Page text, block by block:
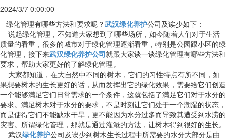
2024/3/7 0:00:00
绿化管理有哪些方法和要求呢？武汉绿化养护公司及诶少如下：
说起绿化管理，不知道大家想到了哪些场所，如今随着人们对于生活
质量的看重，很多的城市对于绿化管理逐渐看重，特别是公园跟小区的绿
化管理，接下来武汉绿化养护公司就跟大家谈一谈绿化管理有哪些方法和
要求，帮助大家更好的了解绿化管理。
大家都知道，在大自然中不同的树木，它们的习性特点有所不同，如
果想要树木的生长更好的话，从而发挥出它的绿化效果，需要给它们创造
一个能够满足它们日常需求的一个条件，这就包括了满足它们对于水分的
要求。满足树木对于水分的要求，不是时刻让它们处于一个潮湿的状态，
而是使得它们不能缺水干旱，更不能因为水分过多而导致其遭受到水涝的
灾害。所谓绿化管理，那就是通过灌溉的方法，让树木得到很好的生长。
武汉绿化养护公司及诶少到树木生长过程中所需要的水分大部分是由